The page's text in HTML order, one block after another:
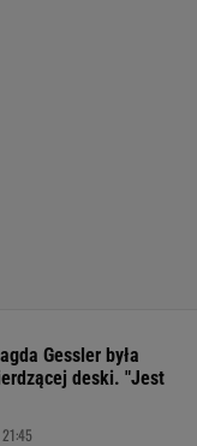
Gessler była
deski. "Jest